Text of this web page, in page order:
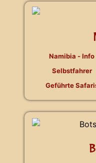
Namibia - Info
Selbstfahrer
Geführte